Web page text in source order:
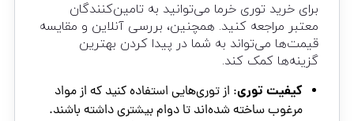
برای خرید توری خرما می‌توانید به تامین‌کنندگان
معتبر مراجعه کنید. همچنین، بررسی آنلاین و مقایسه
قیمت‌ها می‌تواند به شما در پیدا کردن بهترین
گزینه‌ها کمک کند.
کیفیت توری: از توری‌هایی استفاده کنید که از مواد
مرغوب ساخته شده‌اند تا دوام بیشتری داشته باشند.